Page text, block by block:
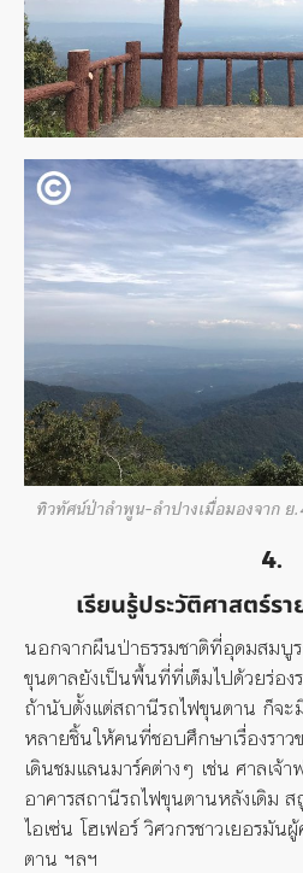
ทิวทัศน์ป่าลำพูน-ลำปางเมื่อมองจาก
4.
เรียนรู้ประวัติศาสตร์ร
นอกจากผืนป่าธรรมชาติที่อุดมสม
ขุนตาลยังเป็นพื้นที่ที่เต็มไปด้วยร่อง
ถ้านับตั้งแต่สถานีรถไฟขุนตาน ก็จะ
หลายชิ้นให้คนที่ชอบศึกษาเรื่องรา
เดินชมแลนมาร์คต่างๆ เช่น ศาลเจ้
อาคารสถานีรถไฟขุนตานหลังเดิม
ไอเซ่น โฮเฟอร์ วิศวกรชาวเยอรมัน
ตาน ฯลฯ